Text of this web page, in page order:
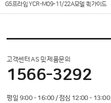
G5프라임 YCR-M09-11/22A모델 퀵가이드
고객센터 AS 및 제품문의
1566-3292
평일 9:00 - 16:00 / 점심 12:00 - 13:00